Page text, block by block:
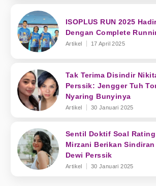
ISOPLUS RUN 2025
Dengan Complete
Artikel 17 April 2025
Tak Terima Disindir
Perssik: Jengger Tuh
Nyaring Bunyinya
Artikel 30 Januari 2025
Sentil Doktif Soal
Mirzani Berikan
Dewi Perssik
Artikel 30 Januari 2025